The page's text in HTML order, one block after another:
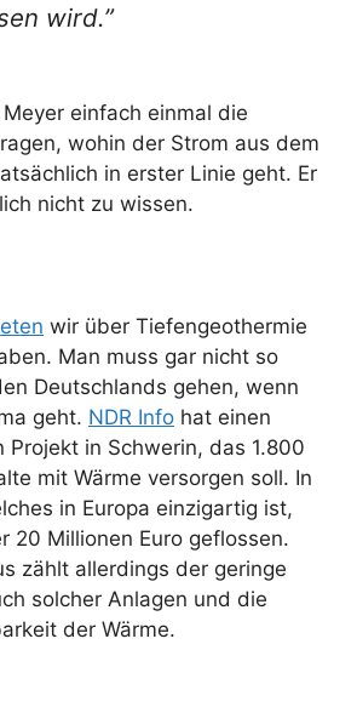
wird.”
einfach einmal die
wohin der Strom aus dem
in erster Linie geht. Er
nicht zu wissen.
wir über Tiefengeothermie
Man muss gar nicht so
Deutschlands gehen, wenn
geht. NDR Info hat einen
Projekt in Schwerin, das 1.800
mit Wärme versorgen soll. In
in Europa einzigartig ist,
20 Millionen Euro geflossen.
zählt allerdings der geringe
solcher Anlagen und die
der Wärme.